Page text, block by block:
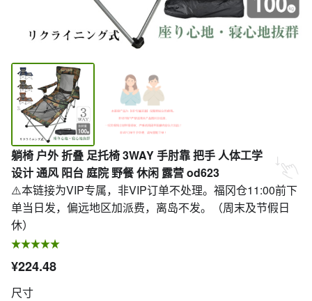
躺椅 户外 折叠 足托椅 3WAY 手肘靠 把手 人体工学
设计 通风 阳台 庭院 野餐 休闲 露营 od623
⚠️本链接为VIP专属，非VIP订单不处理。福冈仓11:00前下
单当日发，偏远地区加派费，离岛不发。（周末及节假日
休）
¥224.48
尺寸